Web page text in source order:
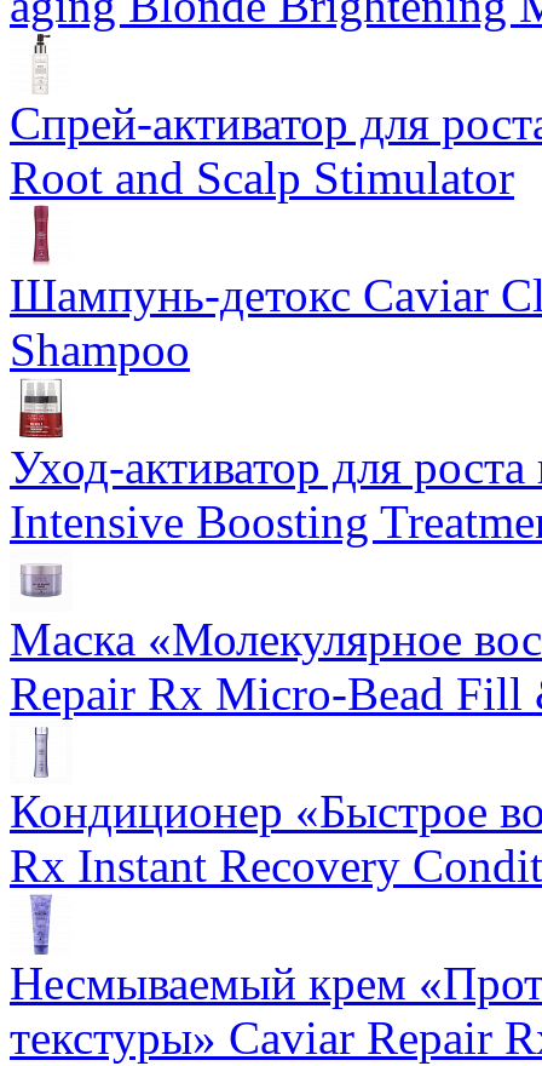
Спрей-активатор для
Root and Scalp Stimulator
Шампунь-детокс Caviar
Shampoo
Уход-активатор для
Intensive Boosting
Маска «Молекулярное
Repair Rx Micro-Bead Fill
Кондиционер «Быстрое
Rx Instant Recovery
Несмываемый крем
текстуры» Caviar Repair